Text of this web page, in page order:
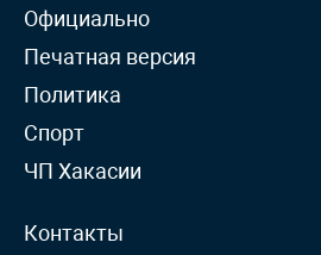
Официально
Печатная версия
Политика
Спорт
ЧП Хакасии
Контакты